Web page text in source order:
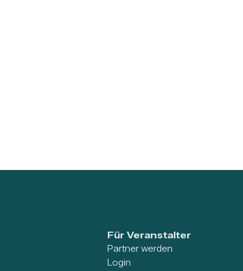
Für Veranstalter
Partner werden
Login